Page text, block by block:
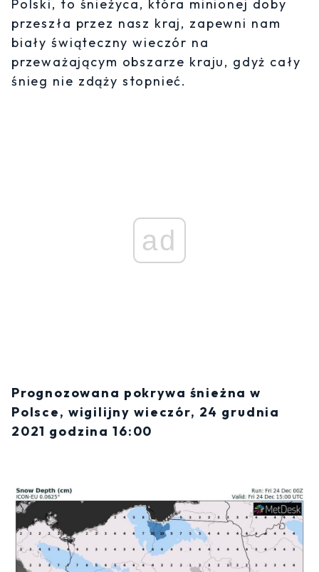
Polski, to śnieżyca, która minionej doby
przeszła przez nasz kraj, zapewni nam
biały świąteczny wieczór na
przeważającym obszarze kraju, gdyż cały
śnieg nie zdąży stopnieć.
ad
Prognozowana pokrywa śnieżna w
Polsce, wigilijny wieczór, 24 grudnia
2021 godzina 16:00